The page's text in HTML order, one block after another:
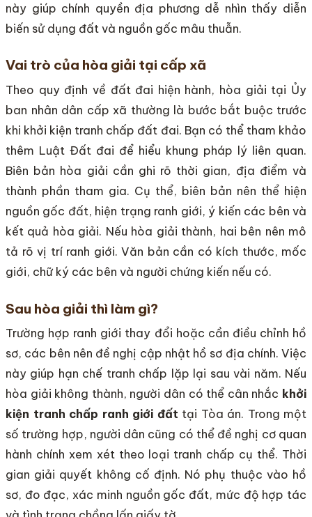
này giúp chính quyền địa phương dễ nhìn thấy diễn
biến sử dụng đất và nguồn gốc mâu thuẫn.
Vai trò của hòa giải tại cấp xã
Theo quy định về đất đai hiện hành, hòa giải tại Ủy
ban nhân dân cấp xã thường là bước bắt buộc trước
khi khởi kiện tranh chấp đất đai. Bạn có thể tham khảo
thêm Luật Đất đai để hiểu khung pháp lý liên quan.
Biên bản hòa giải cần ghi rõ thời gian, địa điểm và
thành phần tham gia. Cụ thể, biên bản nên thể hiện
nguồn gốc đất, hiện trạng ranh giới, ý kiến các bên và
kết quả hòa giải. Nếu hòa giải thành, hai bên nên mô
tả rõ vị trí ranh giới. Văn bản cần có kích thước, mốc
giới, chữ ký các bên và người chứng kiến nếu có.
Sau hòa giải thì làm gì?
Trường hợp ranh giới thay đổi hoặc cần điều chỉnh hồ
sơ, các bên nên đề nghị cập nhật hồ sơ địa chính. Việc
này giúp hạn chế tranh chấp lặp lại sau vài năm. Nếu
hòa giải không thành, người dân có thể cân nhắc khởi
kiện tranh chấp ranh giới đất tại Tòa án. Trong một
số trường hợp, người dân cũng có thể đề nghị cơ quan
hành chính xem xét theo loại tranh chấp cụ thể. Thời
gian giải quyết không cố định. Nó phụ thuộc vào hồ
sơ, đo đạc, xác minh nguồn gốc đất, mức độ hợp tác